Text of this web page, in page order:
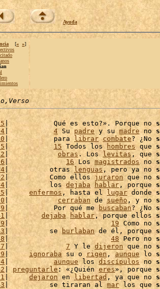
Ayuda
[« »]
|           Qué es esto?». Porque no
| 4 Su padre y su madre no
|           para librar combate? ¿No
| 15 Todos los hombres que
| obras . Los levitas, que
| 16 Los magistrados no
|          otras lenguas, pero ya no
|          Como ellos juraron que no
|          los dejaba hablar , porque
| enfermos , hasta el lugar donde
| cerraban de sueño , y no
|           Por qué me buscaban? ¿No
| dejaba hablar, porque ellos
| 19 Como no
|          se burlaban de él, porque
| 48 Pero no
| 7 Y le dijeron que no
| ignoraba su o rigen , aunque lo
| aunque los discípulos no
| preguntarle : «¿Quién eres», porque
| dejaron en libertad , ya que no
|          se tiraran al mar los que